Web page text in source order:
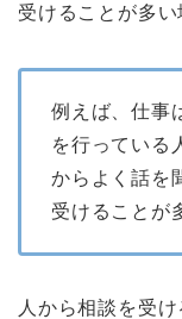
受けることが多い
例えば、仕事
を行っている
からよく話を
受けることが
人から相談を受